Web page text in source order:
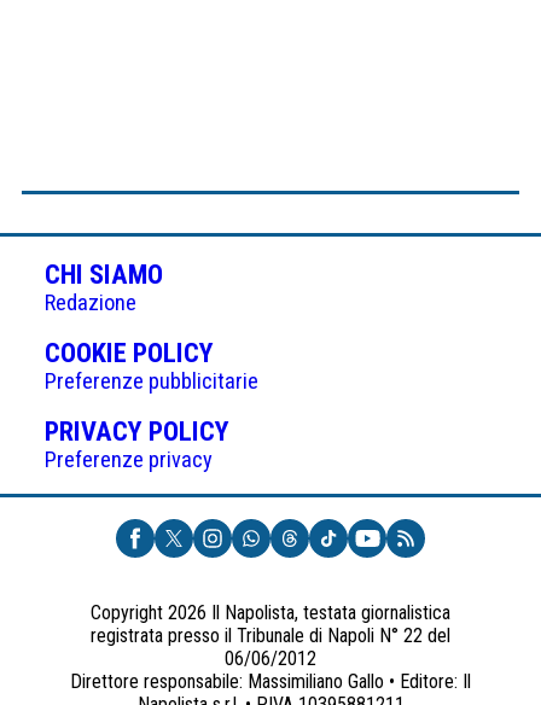
CHI SIAMO
Redazione
COOKIE POLICY(APRE
IN
UNA
NUOVA
Preferenze pubblicitarie
PRIVACY POLICY(APRE
UNA
NUOVA
SCHEDA)
Preferenze privacy
Copyright 2026 Il Napolista, testata giornalistica
registrata presso il Tribunale di Napoli N° 22 del
06/06/2012
Direttore responsabile: Massimiliano Gallo • Editore: Il